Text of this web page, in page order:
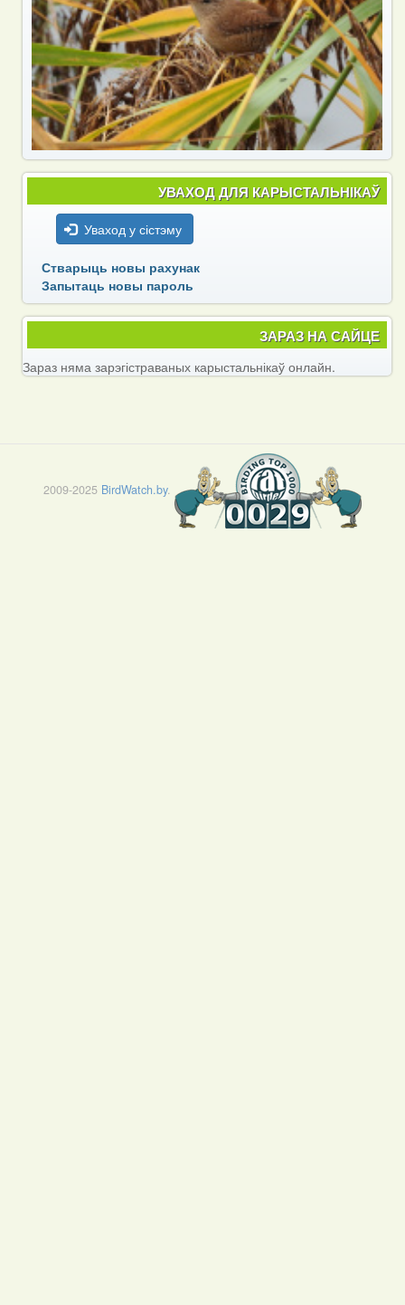
УВАХОД ДЛЯ КАРЫСТАЛЬНІКАЎ
Уваход у сістэму
Стварыць новы рахунак
Запытаць новы пароль
ЗАРАЗ НА САЙЦЕ
Зараз няма зарэгістраваных карыстальнікаў онлайн.
2009-2025 BirdWatch.by.